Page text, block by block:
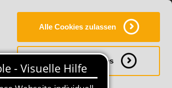
Alle Cookies zulassen
Notwendige Cookies
KONTAKT FAQ ONLINE-CAMPUS
20% Rabatt bis 17. August 2026 - Summer